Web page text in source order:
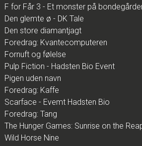
F for Får 3 - Et monster på
Den glemte ø - DK Tale
Den store diamantjagt
Foredrag: Kvantecomputeren
Fornuft og følelse
Pulp Fiction - Hadsten Bio Event
Pigen uden navn
Foredrag: Kaffe
Scarface - Evemt Hadsten Bio
Foredrag: Tang
The Hunger Games: Sunrise on the
Wild Horse Nine